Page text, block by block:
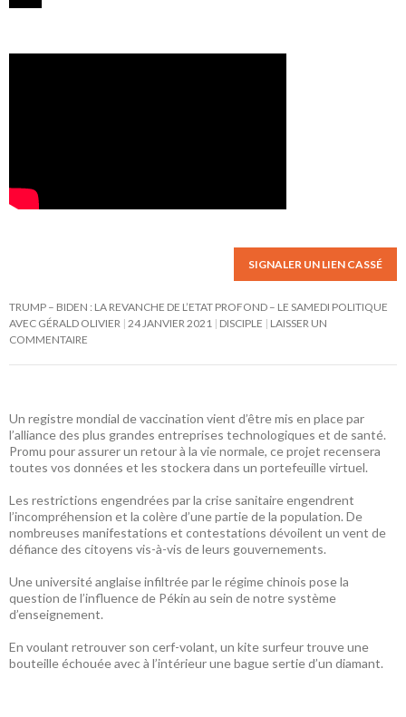
SIGNALER UN LIEN CASSÉ
TRUMP – BIDEN : LA REVANCHE DE L’ETAT PROFOND – LE SAMEDI POLITIQUE
AVEC GÉRALD OLIVIER 24 JANVIER 2021 DISCIPLE
LAISSER UN
COMMENTAIRE
Un registre mondial de vaccination vient d’être mis en place par
l’alliance des plus grandes entreprises technologiques et de santé.
Promu pour assurer un retour à la vie normale, ce projet recensera
toutes vos données et les stockera dans un portefeuille virtuel.
Les restrictions engendrées par la crise sanitaire engendrent
l’incompréhension et la colère d’une partie de la population. De
nombreuses manifestations et contestations dévoilent un vent de
défiance des citoyens vis-à-vis de leurs gouvernements.
Une université anglaise infiltrée par le régime chinois pose la
question de l’influence de Pékin au sein de notre système
d’enseignement.
En voulant retrouver son cerf-volant, un kite surfeur trouve une
bouteille échouée avec à l’intérieur une bague sertie d’un diamant.